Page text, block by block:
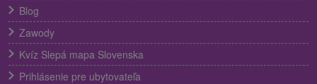
Blog
Zawody
Kvíz Slepá mapa Slovenska
Prihlásenie pre ubytovateľa